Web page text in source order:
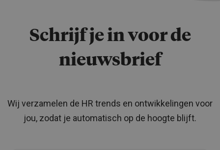
Schrijf je in voor de
nieuwsbrief
Wij verzamelen de HR trends en ontwikkelingen voor
jou, zodat je automatisch op de hoogte blijft.